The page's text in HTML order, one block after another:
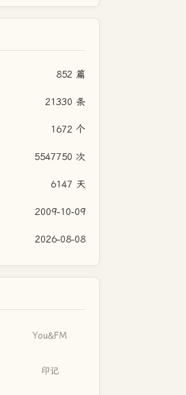
852 篇
21330 条
1672 个
5547750 次
6147 天
2009-10-09
2026-08-08
You&FM
印记